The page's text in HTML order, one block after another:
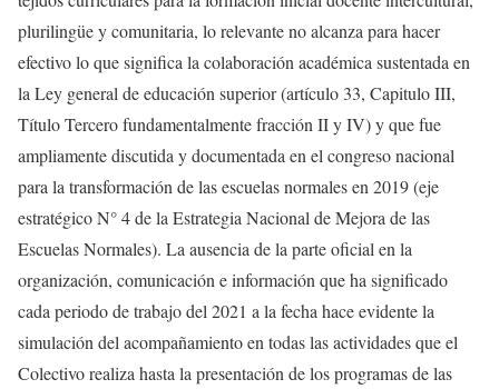
plurilingüe y comunitaria, lo relevante no alcanza para hacer
efectivo lo que significa la colaboración académica sustentada en
la Ley general de educación superior (artículo 33, Capitulo III,
Título Tercero fundamentalmente fracción II y IV) y que fue
ampliamente discutida y documentada en el congreso nacional
para la transformación de las escuelas normales en 2019 (eje
estratégico N° 4 de la Estrategia Nacional de Mejora de las
Escuelas Normales). La ausencia de la parte oficial en la
organización, comunicación e información que ha significado
cada periodo de trabajo del 2021 a la fecha hace evidente la
simulación del acompañamiento en todas las actividades que el
Colectivo realiza hasta la presentación de los programas de las